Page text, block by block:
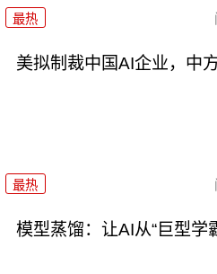
最热
美拟制裁中国AI企业，中
最热
模型蒸馏：让AI从“巨型学